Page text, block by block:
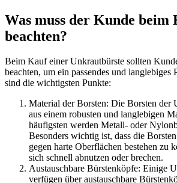
Was muss der Kunde beim
beachten?
Beim Kauf einer Unkrautbürste sollten
beachten, um ein passendes und
sind die wichtigsten Punkte:
Material der Borsten: Die Borsten der
aus einem robusten und langlebigen
häufigsten werden Metall- oder
Besonders wichtig ist, dass die
gegen harte Oberflächen bestehen zu
sich schnell abnutzen oder brechen.
Austauschbare Bürstenköpfe: Einige
verfügen über austauschbare